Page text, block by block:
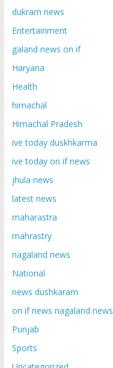
dukram news
Entertainment
galand news on if
Haryana
Health
himachal
Himachal Pradesh
ive today duskhkarma
ive today on if news
jhula news
latest news
maharastra
mahrastry
nagaland news
National
news dushkaram
on if news nagaland news
Punjab
Sports